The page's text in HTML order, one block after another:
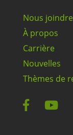
Nous joindre
À propos
Carrière
Nouvelles
Thèmes de